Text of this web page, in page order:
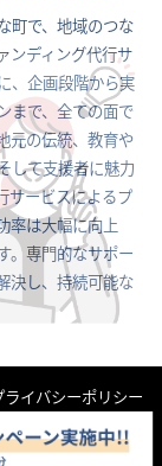
町で、地域のつな
ンディング代行サ
、企画段階から実
まで、全ての面で
元の伝統、教育や
して支援者に魅力
サービスによるプ
率は大幅に向上
。専門的なサポー
決し、持続可能な
ライバシーポリシー